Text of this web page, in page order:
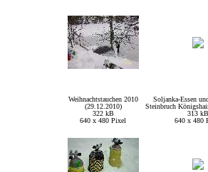
Weihnachtstauchen 2010
(29.12.2010)
322 kB
640 x 480 Pixel
Soljanka-Essen
Steinbruch
313 kB
640 x 480